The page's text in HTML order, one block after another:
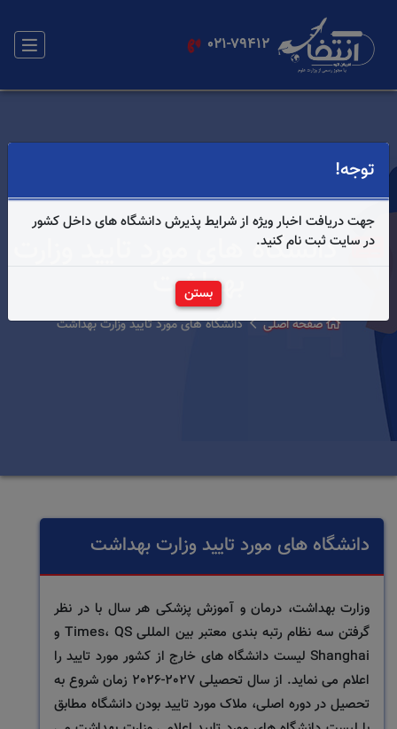
021-79412
دانشگاه های مورد تایید وزارت
بهداشت
صفحه اصلی دانشگاه های مورد تایید وزارت بهداشت
دانشگاه های مورد تایید وزارت بهداشت
وزارت بهداشت، درمان و آموزش پزشکی هر سال با در نظر
گرفتن سه نظام رتبه بندی معتبر بین المللی Times، QS و
Shanghai لیست دانشگاه های خارج از کشور مورد تایید را
اعلام می نماید. از سال تحصیلی 2027-2026 زمان شروع به
تحصیل در دوره اصلی، ملاک مورد تایید بودن دانشگاه مطابق
توجه!
جهت دریافت اخبار ویژه از شرایط پذیرش دانشگاه های داخل کشور
در سایت ثبت نام کنید.
بستن